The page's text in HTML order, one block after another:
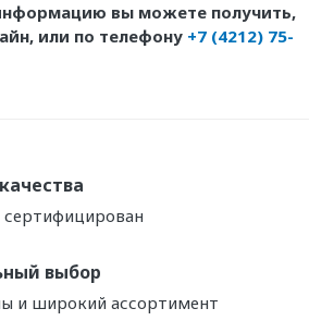
вы можете получить,
или по телефону +7 (4212) 75-
сертифицирован
выбор
и широкий ассортимент